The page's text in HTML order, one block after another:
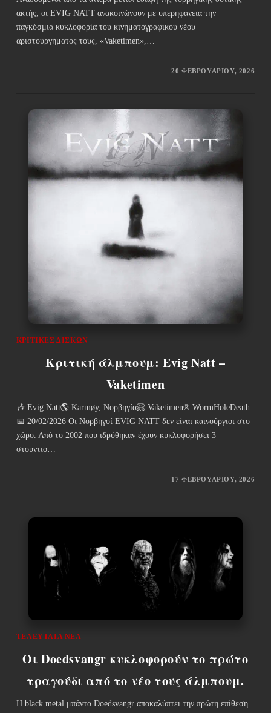
ακτής, οι EVIG NATT ανακοινώνουν με υπερηφάνεια την
παγκόσμια κυκλοφορία του κινηματογραφικού νέου
αριστουργήματός τους, «Vaketimen»,…
20 ΦΕΒΡΟΥΑΡΊΟΥ, 2026
ΚΡΙΤΙΚΈΣ ΔΊΣΚΩΝ
Κριτική άλμπουμ: Evig Natt –
Vaketimen
🎶 Evig Natt🌎 Karmøy, Νορβηγία📀 Vaketimen® WormHoleDeath
📅 20/02/2026 Οι Νορβηγοί EVIG NATT δεν είναι καινούργιοι στο
χώρο. Από το 2002 που ιδρύθηκαν έχουν κυκλοφορήσει 3
στούντιο…
17 ΦΕΒΡΟΥΑΡΊΟΥ, 2026
ΤΕΛΕΥΤΑΊΑ ΝΈΑ
Οι Doedsvangr κυκλοφορούν το πρώτο
τραγούδι από το νέο τους άλμπουμ.
Η black metal μπάντα Doedsvangr αποκαλύπτει την πρώτη επίθεση